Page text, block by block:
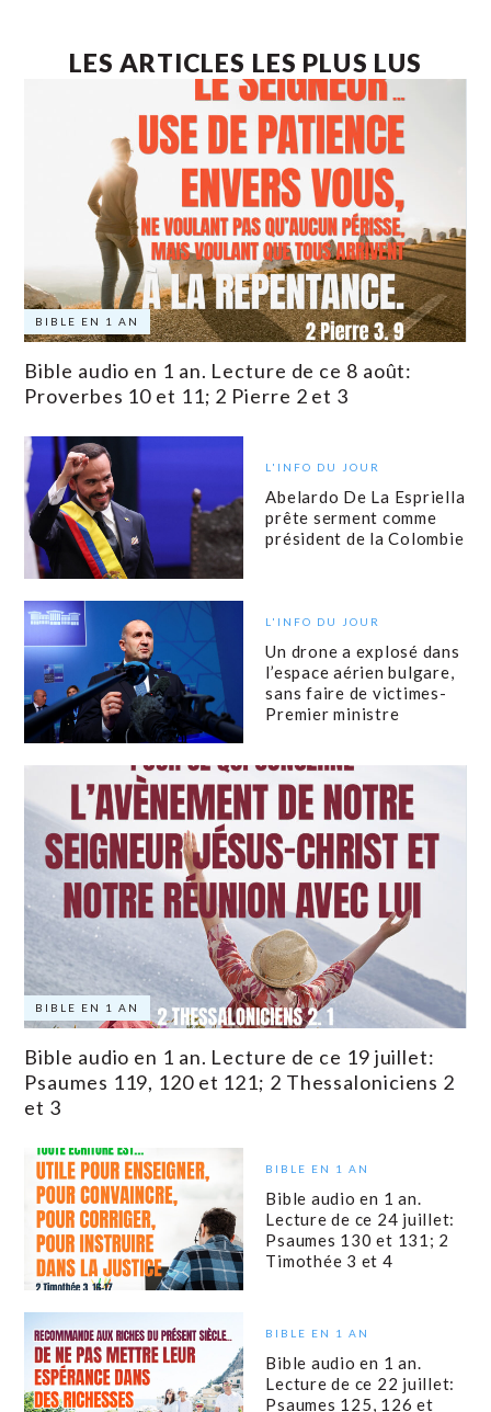
LES ARTICLES LES PLUS LUS
BIBLE EN 1 AN
Bible audio en 1 an. Lecture de ce 8 août:
Proverbes 10 et 11; 2 Pierre 2 et 3
L'INFO DU JOUR
Abelardo De La Espriella
prête serment comme
président de la Colombie
L'INFO DU JOUR
Un drone a explosé dans
l’espace aérien bulgare,
sans faire de victimes-
Premier ministre
BIBLE EN 1 AN
Bible audio en 1 an. Lecture de ce 19 juillet:
Psaumes 119, 120 et 121; 2 Thessaloniciens 2
et 3
BIBLE EN 1 AN
Bible audio en 1 an.
Lecture de ce 24 juillet:
Psaumes 130 et 131; 2
Timothée 3 et 4
BIBLE EN 1 AN
Bible audio en 1 an.
Lecture de ce 22 juillet:
Psaumes 125, 126 et